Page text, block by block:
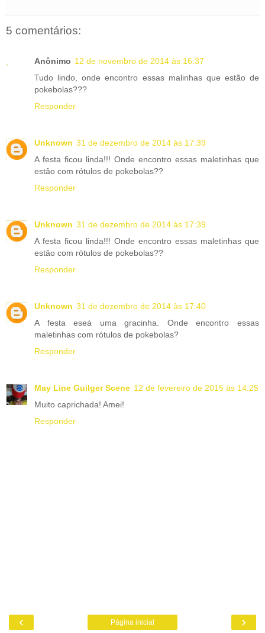
5 comentários:
Anônimo 12 de novembro de 2014 às 16:37
Tudo lindo, onde encontro essas malinhas que estão de
pokebolas???
Responder
Unknown 31 de dezembro de 2014 às 17:39
A festa ficou linda!!! Onde encontro essas maletinhas que
estâo com rótulos de pokebolas??
Responder
Unknown 31 de dezembro de 2014 às 17:39
A festa ficou linda!!! Onde encontro essas maletinhas que
estâo com rótulos de pokebolas??
Responder
Unknown 31 de dezembro de 2014 às 17:40
A festa eseá uma gracinha. Onde encontro essas
maletinhas com rótulos de pokebolas?
Responder
May Line Guilger Scene 12 de fevereiro de 2015 às 14:25
Muito caprichada! Amei!
Responder
‹ ›
Página inicial